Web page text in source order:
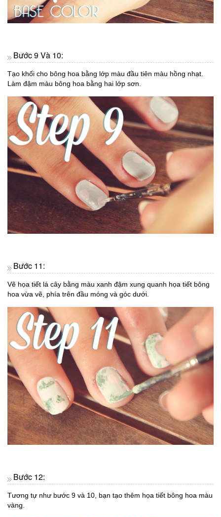
Bước 9 Và 10:
Tạo khối cho bông hoa bằng lớp màu đầu tiên màu hồng nhạt.
Làm đậm màu bông hoa bằng hai lớp sơn.
Bước 11:
Vẽ họa tiết lá cây bằng màu xanh đậm xung quanh họa tiết bông
hoa vừa vẽ, phía trên đầu móng và góc dưới.
Bước 12:
Tương tự như bước 9 và 10, bạn tạo thêm họa tiết bông hoa màu
vàng.